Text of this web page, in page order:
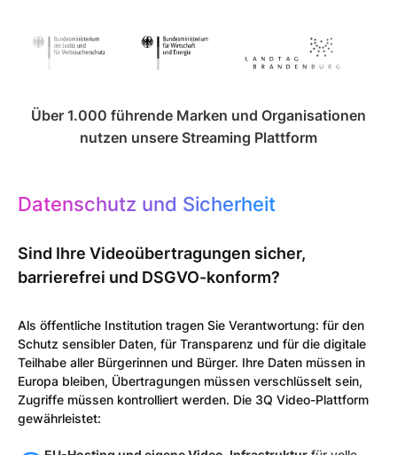
Über 1.000 führende Marken und Organisationen
nutzen unsere Streaming Plattform
Datenschutz und Sicherheit
Sind Ihre Videoübertragungen sicher,
barrierefrei und DSGVO-konform?
Als öffentliche Institution tragen Sie Verantwortung: für den
Schutz sensibler Daten, für Transparenz und für die digitale
Teilhabe aller Bürgerinnen und Bürger. Ihre Daten müssen in
Europa bleiben, Übertragungen müssen verschlüsselt sein,
Zugriffe müssen kontrolliert werden. Die 3Q Video-Plattform
gewährleistet: